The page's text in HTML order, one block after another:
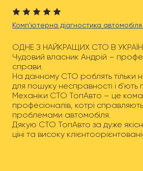
Комп’ютерна діагностика автомобіля
ОДНЕ З НАЙКРАЩИХ СТО В
Чудовий власник Андрій –
справи.
На данному СТО роблять тільки
для пошуку несправності і б’ють
Механіки СТО ТопАвто – це
професіоналів, котрі
проблемами автомобіля.
Дякую СТО ТопАвто за дуже
ціні та високу